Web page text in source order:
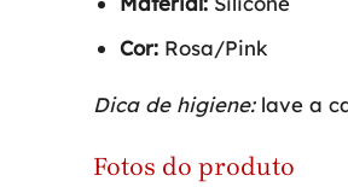
Cor:Rosa/Pink
Dica de higiene:lave a
Fotos do produto